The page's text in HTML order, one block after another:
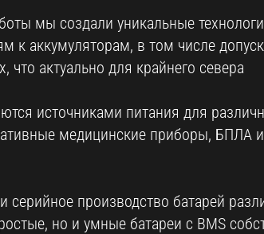
мы создали уникальные
к аккумуляторам, в том числе
что актуально для крайнего севера
источниками питания для
медицинские приборы, БПЛА
производство батарей
но и умные батареи с BMS